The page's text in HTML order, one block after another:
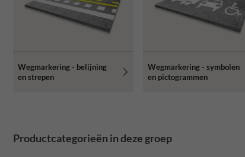
Wegmarkering - belijning
en strepen
Wegmarkering - symbolen
en pictogrammen
Productcategorieën in deze groep